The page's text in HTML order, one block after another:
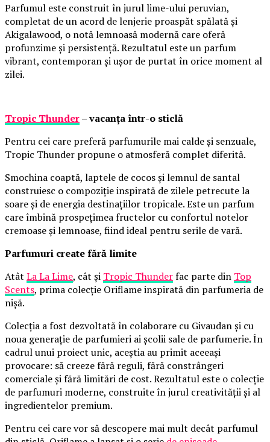
Parfumul este construit în jurul lime-ului peruvian,
completat de un acord de lenjerie proaspăt spălată și
Akigalawood, o notă lemnoasă modernă care oferă
profunzime și persistență. Rezultatul este un parfum
vibrant, contemporan și ușor de purtat în orice moment al
zilei.
Tropic Thunder– vacanța într-o sticlă
Pentru cei care preferă parfumurile mai calde și senzuale,
Tropic Thunder propune o atmosferă complet diferită.
Smochina coaptă, laptele de cocos și lemnul de santal
construiesc o compoziție inspirată de zilele petrecute la
soare și de energia destinațiilor tropicale. Este un parfum
care îmbină prospețimea fructelor cu confortul notelor
cremoase și lemnoase, fiind ideal pentru serile de vară.
Parfumuri create fără limite
Atât La La Lime, cât și Tropic Thunderfac parte din Top
Scents, prima colecție Oriflame inspirată din parfumeria de
nișă.
Colecția a fost dezvoltată în colaborare cu Givaudan și cu
noua generație de parfumieri ai școlii sale de parfumerie. În
cadrul unui proiect unic, aceștia au primit aceeași
provocare: să creeze fără reguli, fără constrângeri
comerciale și fără limitări de cost. Rezultatul este o colecție
de parfumuri moderne, construite în jurul creativității și al
ingredientelor premium.
Pentru cei care vor să descopere mai mult decât parfumul